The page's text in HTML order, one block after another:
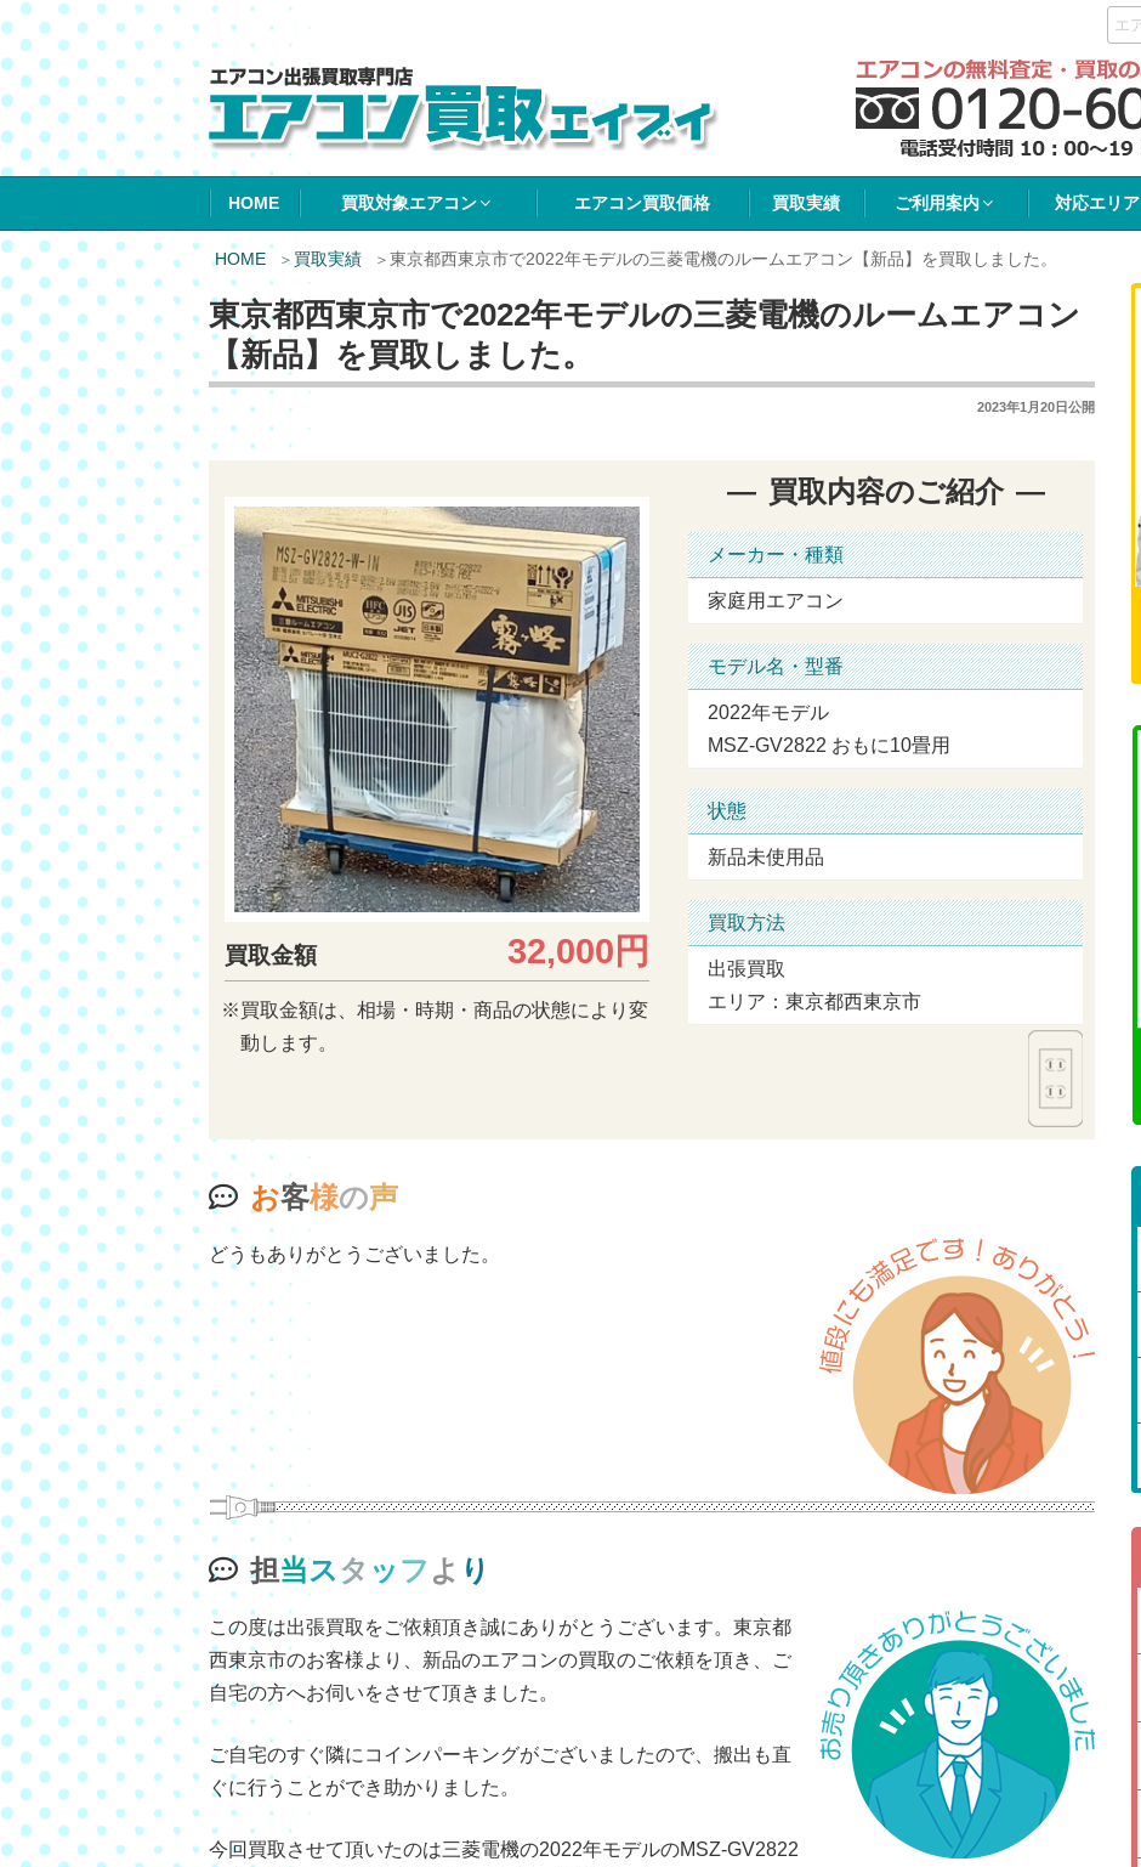
エアコン買取エイブイ
HOME 買取対象エアコン エアコン買取価格 買取実績 ご利用案内 対応エリア
HOME 買取実績 東京都西東京市で2022年モデルの三菱電機のルームエアコン【新品】を買取しました。
東京都西東京市で2022年モデルの三菱電機のルームエアコン
【新品】を買取しました。
2023年1月20日公開
買取金額 32,000円
※買取金額は、相場・時期・商品の状態により変
動します。
買取内容のご紹介
メーカー・種類
家庭用エアコン
モデル名・型番
2022年モデル
MSZ-GV2822 おもに10畳用
状態
新品未使用品
買取方法
出張買取
エリア：東京都西東京市
お客様の声
どうもありがとうございました。
担当スタ ッ フ よ り
この度は出張買取をご依頼頂き誠にありがとうございます。東京都
西東京市のお客様より、新品のエアコンの買取のご依頼を頂き、ご
自宅の方へお伺いをさせて頂きました。
ご自宅のすぐ隣にコインパーキングがございましたので、搬出も直
ぐに行うことができ助かりました。
今回買取させて頂いたのは三菱電機の2022年モデルのMSZ-GV2822